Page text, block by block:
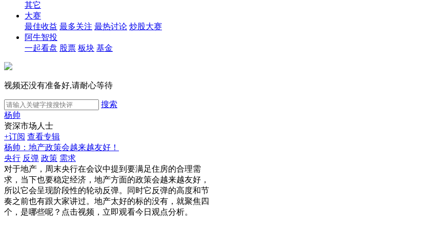
其它
大赛
最佳收益 最多关注 最热讨论 炒股大赛
阿牛智投
一起看盘 股票 板块 基金
视频还没有准备好,请耐心等待
搜索
杨帅
资深市场人士
+订阅 查看专辑
杨帅：地产政策会越来越友好！
央行 反弹 政策 需求
对于地产，周末央行在会议中提到要满足住房的合理需
求，当下也要稳定经济，地产方面的政策会越来越友好，
所以它会呈现阶段性的轮动反弹。同时它反弹的高度和节
奏之前也有跟大家讲过。地产太好的标的没有，就聚焦四
个，是哪些呢？点击视频，立即观看今日观点分析。